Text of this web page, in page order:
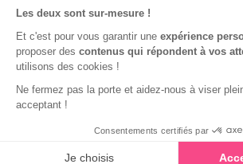
2026 © Elcia
Cookies
Mentions légales
Protection des données personnelles